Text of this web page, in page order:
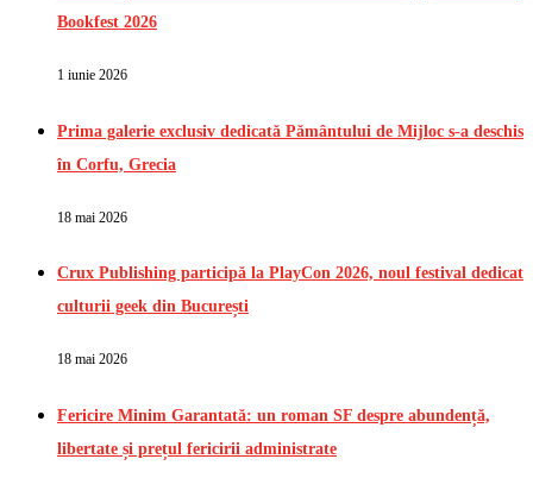
Bookfest 2026
1 iunie 2026
Prima galerie exclusiv dedicată Pământului de Mijloc s-a deschis
în Corfu, Grecia
18 mai 2026
Crux Publishing participă la PlayCon 2026, noul festival dedicat
culturii geek din București
18 mai 2026
Fericire Minim Garantată: un roman SF despre abundență,
libertate și prețul fericirii administrate